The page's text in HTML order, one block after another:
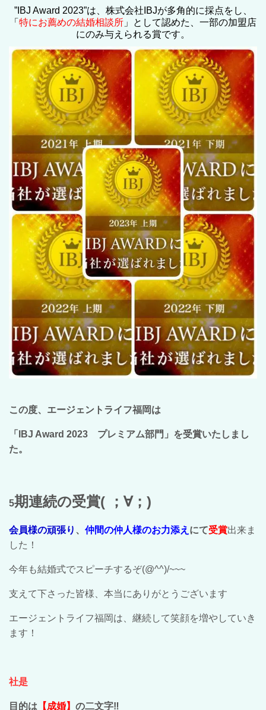
”IBJ Award 2023”は、株式会社IBJが多角的に採点をし、
「 特にお薦めの結婚相談所 」として認めた、一部の加盟店
にのみ与えられる賞です。
この度、エージェントライフ福岡は
「IBJ Award 2023 プレミアム部門」を受賞いたしまし
た。
5期連続の受賞( ；∀；)
会員様の頑張り 、 仲間の仲人様のお力添え にて受賞出来ま
した！
今年も結婚式でスピーチするぞ(@^^)/~~~
支えて下さった皆様、本当にありがとうございます
エージェントライフ福岡は、継続して笑顔を増やしていき
ます！
社是
目的は 【成婚】 の二文字‼